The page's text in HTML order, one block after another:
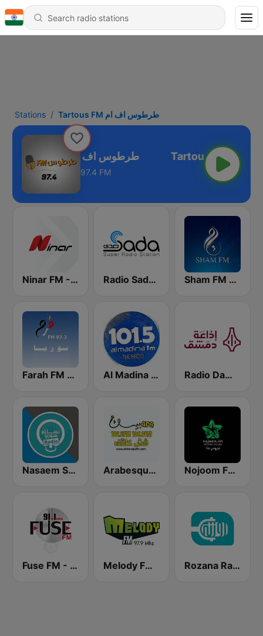
Stations Tartous FM طرطوس اف ام
Tartous FM طرطوس اف ام
97.4 FM
Ninar FM - نينار اف ام Radio Sada (راديو صدى) Sham FM - إذاعة شام إف إم
Farah FM - فرح إف إم Al Madina FM - المدينة Radio Damascus - راديو دمشق
Nasaem Syria Radio - راديو نسائم سوريا Arabesque FM - أرابيسك اف ام Nojoom FM Syria نجوم اف ام سوريا
Fuse FM - فيوز اف ام Melody FM (ميلودي إف إم) Rozana Radio